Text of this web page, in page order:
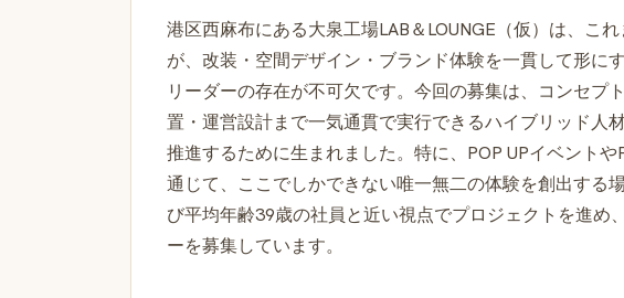
港区西麻布にある大泉工場LAB＆LOUNGE（仮）は、こ
が、改装・空間デザイン・ブランド体験を一貫して形に
リーダーの存在が不可欠です。今回の募集は、コンセプ
置・運営設計まで一気通貫で実行できるハイブリッド人
推進するために生まれました。特に、POP UPイベント
通じて、ここでしかできない唯一無二の体験を創出する
び平均年齢39歳の社員と近い視点でプロジェクトを進め
ーを募集しています。